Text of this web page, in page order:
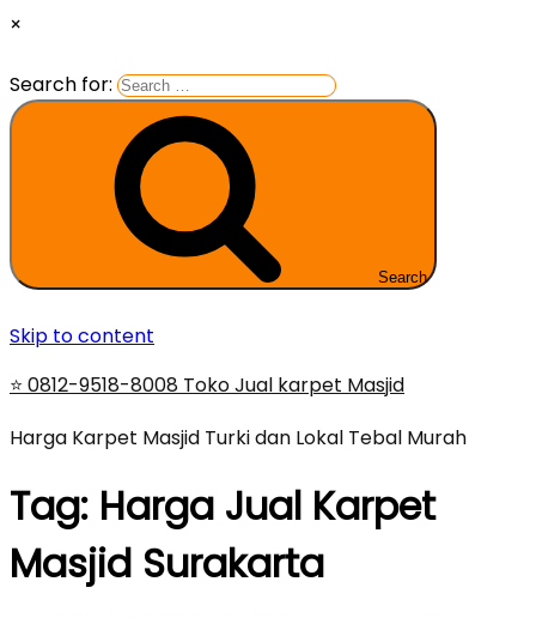
×
Search for:
Search
Skip to content
⭐ 0812-9518-8008 Toko Jual karpet Masjid
Harga Karpet Masjid Turki dan Lokal Tebal Murah
Tag: Harga Jual Karpet
Masjid Surakarta